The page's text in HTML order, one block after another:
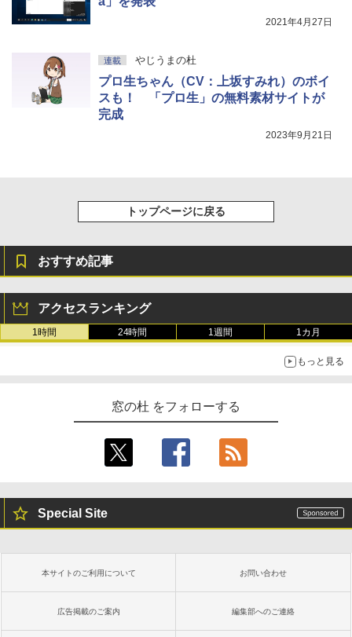
2021年4月27日
連載 やじうまの杜
プロ生ちゃん（CV：上坂すみれ）のボイ
スも！ 「プロ生」の無料素材サイトが
完成
2023年9月21日
トップページに戻る
おすすめ記事
アクセスランキング
1時間 24時間 1週間 1カ月
もっと見る
窓の杜 をフォローする
Special Site
本サイトのご利用について お問い合わせ
広告掲載のご案内 編集部へのご連絡